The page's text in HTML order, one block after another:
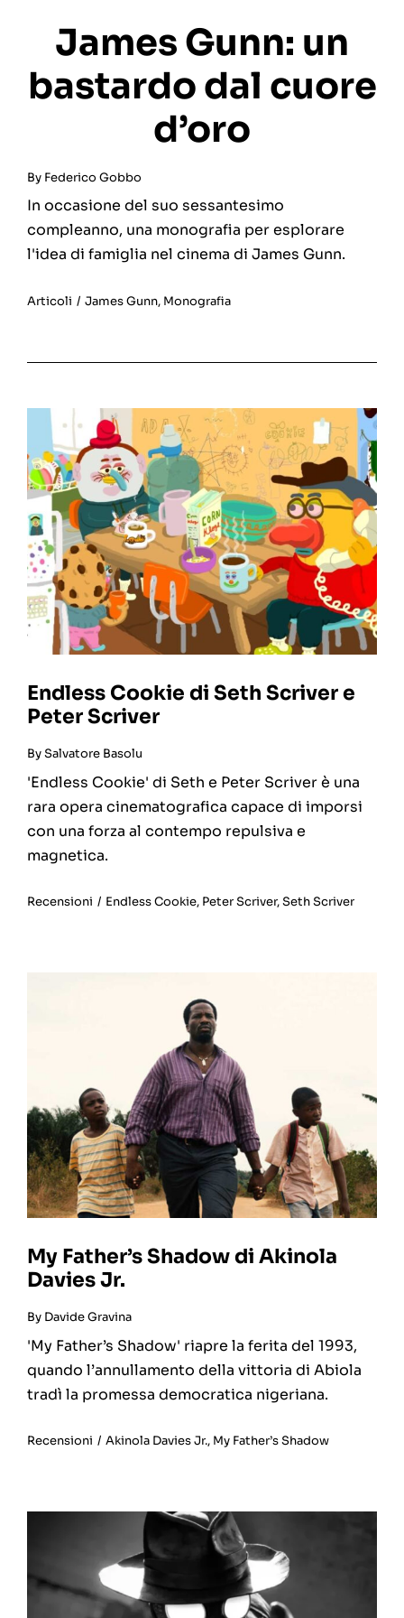
James Gunn: un
bastardo dal cuore
d’oro
By Federico Gobbo
In occasione del suo sessantesimo
compleanno, una monografia per esplorare
l'idea di famiglia nel cinema di James Gunn.
Articoli / James Gunn, Monografia
Endless Cookie di Seth Scriver e
Peter Scriver
BySalvatore Basolu
'Endless Cookie' di Seth e Peter Scriver è una
rara opera cinematografica capace di imporsi
con una forza al contempo repulsiva e
magnetica.
Recensioni / Endless Cookie, Peter Scriver,Seth Scriver
My Father’s Shadow di Akinola
Davies Jr.
By Davide Gravina
'My Father’s Shadow' riapre la ferita del 1993,
quando l’annullamento della vittoria di Abiola
tradì la promessa democratica nigeriana.
Recensioni / Akinola Davies Jr., My Father’s Shadow